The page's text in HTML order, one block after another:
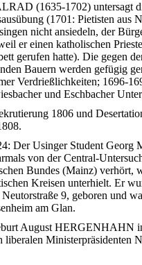
(1635-1702) untersagt
(1701: Pietisten aus
nicht ansiedeln, der
er einen katholischen
gerufen hatte). Die gegen
Bauern werden gefügig
Verdrießlichkeiten; 1696-
und Eschbacher
1806 und
Der Usinger Student
von der Central-
Bundes (Mainz) verhört,
Kreisen unterhielt. Er
9, geboren und
am Glan.
August HERGENHAHN
liberalen Ministerpräsidenten